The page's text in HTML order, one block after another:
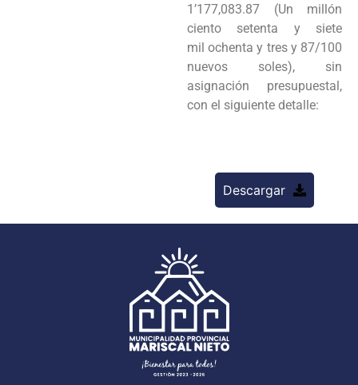
1’177,083.87 (Un millón
ciento setenta y siete
milochenta y tres y 87/100
nuevos soles), sin
asignación presupuestal,
con el siguiente detalle:
Descargar